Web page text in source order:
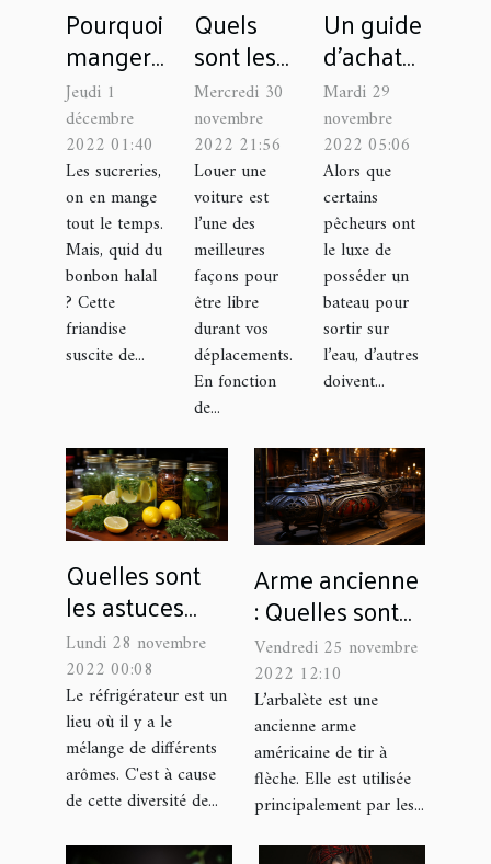
Pourquoi
manger
des
bonbons
halal ?
Jeudi 1
décembre
2022 01:40
Les sucreries,
on en mange
tout le temps.
Mais, quid du
bonbon halal
? Cette
friandise
suscite de...
Quels
sont les
pièges à
éviter
lors de la
location
d’une
voiture
avec une
agence ?
Mercredi 30
novembre
2022 21:56
Louer une
voiture est
l’une des
meilleures
façons pour
être libre
durant vos
déplacements.
En fonction
de...
Un guide
d’achat
facile des
meilleurs
tubes
flottants
de pêche
Mardi 29
novembre
2022 05:06
Alors que
certains
pêcheurs ont
le luxe de
posséder un
bateau pour
sortir sur
l’eau, d’autres
doivent...
Quelles sont
les astuces
pour avoir une
bonne odeur
dans son
réfrigérateur ?
Lundi 28 novembre
2022 00:08
Le réfrigérateur est un
lieu où il y a le
mélange de différents
arômes. C'est à cause
de cette diversité de...
Arme ancienne
: Quelles sont
les
caractéristiques
d’une arbalète
à poulies ?
Vendredi 25 novembre
2022 12:10
L’arbalète est une
ancienne arme
américaine de tir à
flèche. Elle est utilisée
principalement par les...